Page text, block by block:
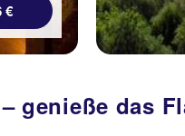
€
genieße das